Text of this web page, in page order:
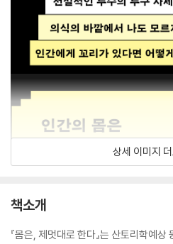
상세 이미지
책소개
『몸은, 제멋대로 한다』는 산토리학예